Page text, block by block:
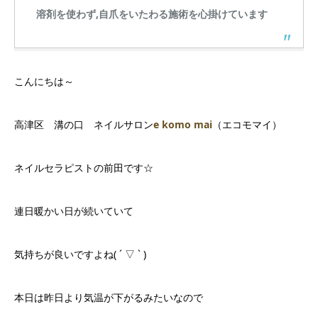
溶剤を使わず,自爪をいたわる施術を心掛けています
こんにちは～
高津区 溝の口 ネイルサロンe komo mai （エコモマイ）
ネイルセラピストの前田です☆
連日暖かい日が続いていて
気持ちが良いですよね( ´ ▽ ` )
本日は昨日より気温が下がるみたいなので